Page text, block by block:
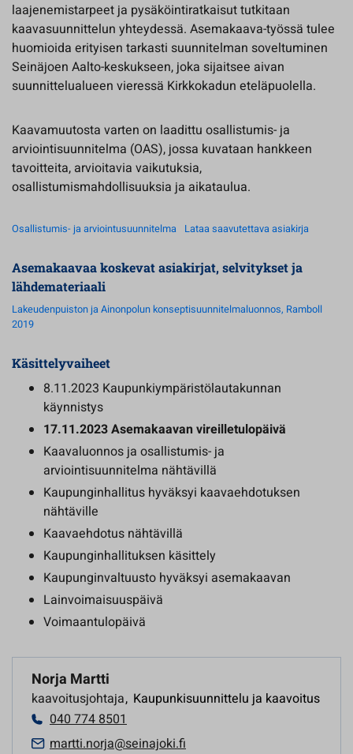
laajenemistarpeet ja pysäköintiratkaisut tutkitaan
kaavasuunnittelun yhteydessä. Asemakaava-työssä tulee
huomioida erityisen tarkasti suunnitelman soveltuminen
Seinäjoen Aalto-keskukseen, joka sijaitsee aivan
suunnittelualueen vieressä Kirkkokadun eteläpuolella.
Kaavamuutosta varten on laadittu osallistumis- ja
arviointisuunnitelma (OAS), jossa kuvataan hankkeen
tavoitteita, arvioitavia vaikutuksia,
osallistumismahdollisuuksia ja aikataulua.
Osallistumis- ja arviointusuunnitelma Lataa saavutettava asiakirja
Asemakaavaa koskevat asiakirjat, selvitykset ja
lähdemateriaali
Lakeudenpuiston ja Ainonpolun konseptisuunnitelmaluonnos, Ramboll
2019
Käsittelyvaiheet
8.11.2023 Kaupunkiympäristölautakunnan
käynnistys
17.11.2023 Asemakaavan vireilletulopäivä
Kaavaluonnos ja osallistumis- ja
arviointisuunnitelma nähtävillä
Kaupunginhallitus hyväksyi kaavaehdotuksen
nähtäville
Kaavaehdotus nähtävillä
Kaupunginhallituksen käsittely
Kaupunginvaltuusto hyväksyi asemakaavan
Lainvoimaisuuspäivä
Voimaantulopäivä
Norja Martti
kaavoitusjohtaja, Kaupunkisuunnittelu ja kaavoitus
040 774 8501
martti.norja@seinajoki.fi